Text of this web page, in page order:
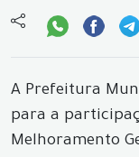
A Prefeitura
para a
Melhoramento